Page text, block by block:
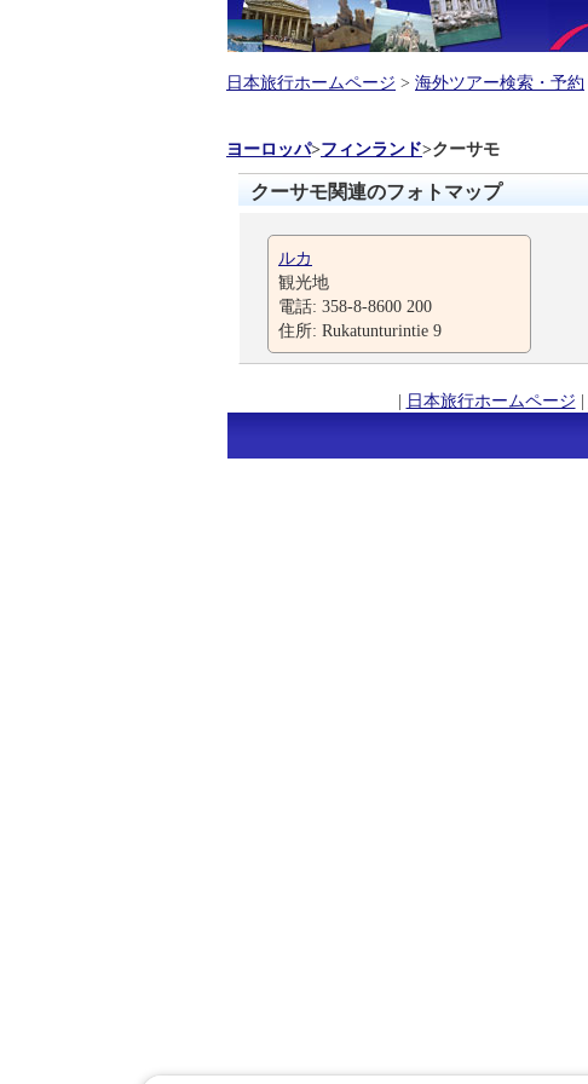
日本旅行ホームページ > 海外ツアー検索・予約
ヨーロッパ>フィンランド>クーサモ
クーサモ関連のフォトマップ
ルカ
観光地
電話: 358-8-8600 200
住所: Rukatunturintie 9
| 日本旅行ホームページ |